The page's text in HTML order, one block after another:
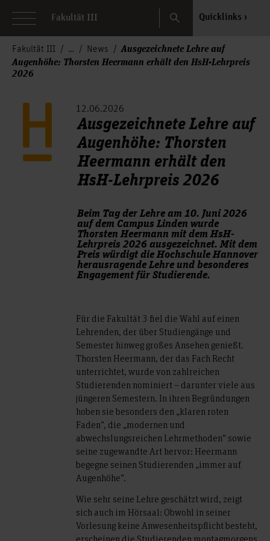
Fakultät III Search Quicklinks
Fakultät III News
Ausgezeichnete Lehre auf
Augenhöhe: Thorsten Heermann erhält den HsH-Lehrpreis
2026
12.06.2026
Ausgezeichnete Lehre auf
Augenhöhe: Thorsten
Heermann erhält den
HsH-Lehrpreis 2026
Beim Tag der Lehre am 10. Juni 2026
auf dem Campus Linden wurde
Thorsten Heermann mit dem HsH-
Lehrpreis 2026 ausgezeichnet. Mit dem
Preis würdigt die Hochschule Hannover
herausragende Lehre und besonderes
Engagement für Studierende.
Für die Fakultät 3 fiel die Wahl auf einen
Lehrenden, der über Studiengänge und
Semester hinweg großes Ansehen genießt.
Thorsten Heermann, der das Fach Recht
unterrichtet, wurde von zahlreichen
Studierenden nominiert – darunter viele aus
jüngeren Semestern. In ihren Begründungen
hoben sie besonders den „klaren roten
Faden“, die „modernen und
abwechslungsreichen Lehrmethoden“ sowie
seine zugewandte Art hervor: Heermann
begegne seinen Studierenden „immer auf
Augenhöhe“.
Wie sehr seine Lehre geschätzt wird, zeigt
sich auch im Hörsaal: Obwohl in seiner
Vorlesung keine Anwesenheitspflicht besteht,
erscheinen die Studierenden montagmorgens